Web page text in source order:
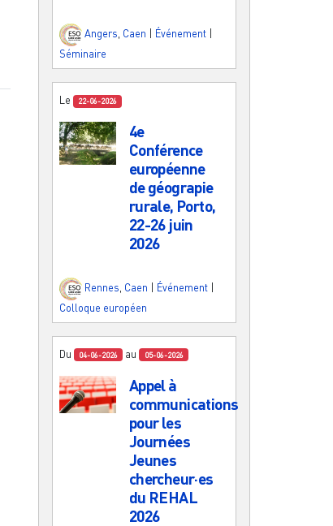
Angers, Caen Événement
Séminaire
Le 22-06-2026
4e
Conférence
européenne
de géograpie
rurale, Porto,
22-26 juin
2026
Rennes Caen Événement
Colloque européen
Du 04-06-2026 au 05-06-2026
Appel à
communications
pour les
Journées
Jeunes
chercheur·es
du REHAL
2026